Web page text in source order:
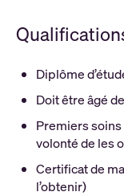
Diplôme
Doit être âgé
Premiers soins
volonté de les
Certificat de
l’obtenir)